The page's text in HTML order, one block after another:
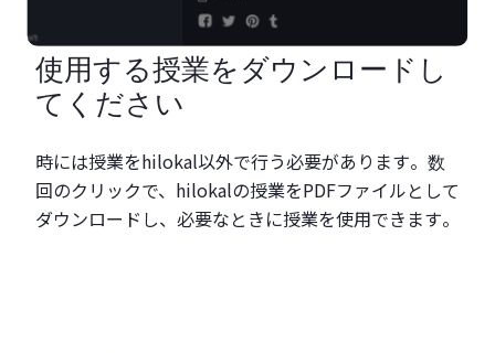
使用する授業をダウンロードし
てください
時には授業をhilokal以外で行う必要があります。数
回のクリックで、hilokalの授業をPDFファイルとして
ダウンロードし、必要なときに授業を使用できます。